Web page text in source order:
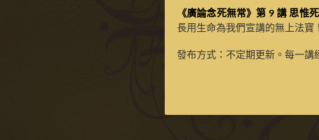
金剛鬘
《廣論念死無常》第 9 講 思惟
長用生命為我們宣講的無上法寶！
發布方式：不定期更新。每一講